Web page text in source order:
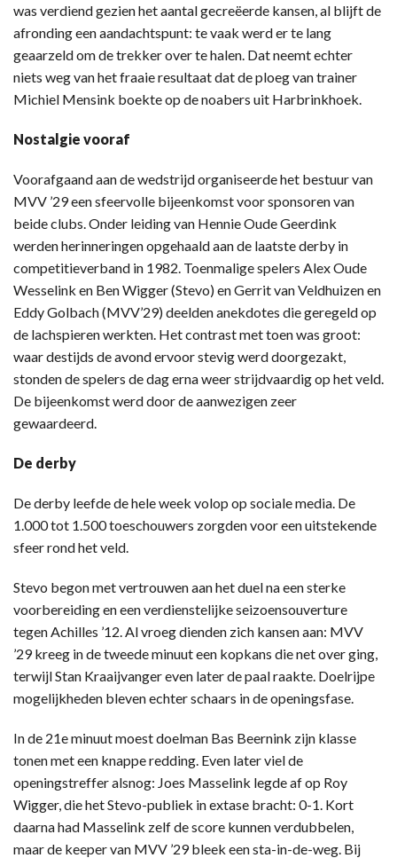
was verdiend gezien het aantal gecreëerde kansen, al blijft de
afronding een aandachtspunt: te vaak werd er te lang
geaarzeld om de trekker over te halen. Dat neemt echter
niets weg van het fraaie resultaat dat de ploeg van trainer
Michiel Mensink boekte op de noabers uit Harbrinkhoek.
Nostalgie vooraf
Voorafgaand aan de wedstrijd organiseerde het bestuur van
MVV ’29 een sfeervolle bijeenkomst voor sponsoren van
beide clubs. Onder leiding van Hennie Oude Geerdink
werden herinneringen opgehaald aan de laatste derby in
competitieverband in 1982. Toenmalige spelers Alex Oude
Wesselink en Ben Wigger (Stevo) en Gerrit van Veldhuizen en
Eddy Golbach (MVV’29) deelden anekdotes die geregeld op
de lachspieren werkten. Het contrast met toen was groot:
waar destijds de avond ervoor stevig werd doorgezakt,
stonden de spelers de dag erna weer strijdvaardig op het veld.
De bijeenkomst werd door de aanwezigen zeer
gewaardeerd.
De derby
De derby leefde de hele week volop op sociale media. De
1.000 tot 1.500 toeschouwers zorgden voor een uitstekende
sfeer rond het veld.
Stevo begon met vertrouwen aan het duel na een sterke
voorbereiding en een verdienstelijke seizoensouverture
tegen Achilles ’12. Al vroeg dienden zich kansen aan: MVV
’29 kreeg in de tweede minuut een kopkans die net over ging,
terwijl Stan Kraaijvanger even later de paal raakte. Doelrijpe
mogelijkheden bleven echter schaars in de openingsfase.
In de 21e minuut moest doelman Bas Beernink zijn klasse
tonen met een knappe redding. Even later viel de
openingstreffer alsnog: Joes Masselink legde af op Roy
Wigger, die het Stevo-publiek in extase bracht: 0-1. Kort
daarna had Masselink zelf de score kunnen verdubbelen,
maar de keeper van MVV ’29 bleek een sta-in-de-weg. Bij